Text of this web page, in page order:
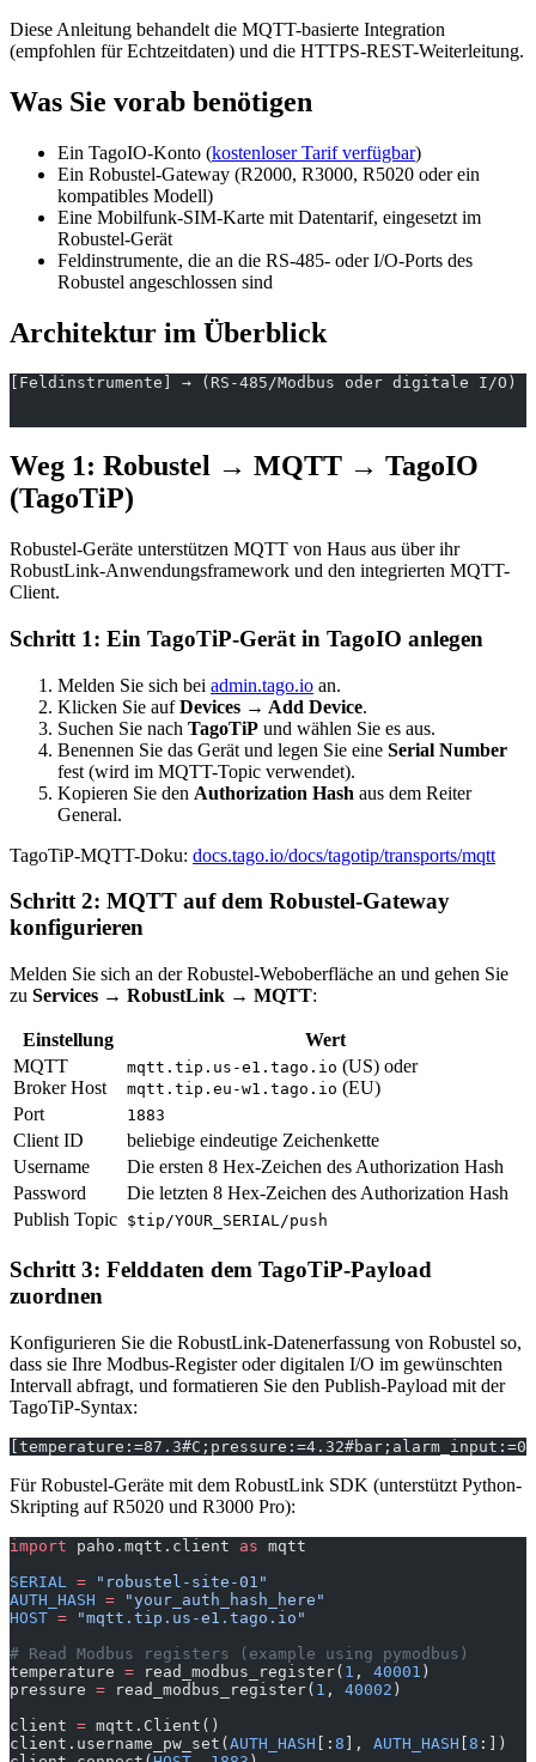
Diese Anleitung behandelt die MQTT-basierte Integration
(empfohlen für Echtzeitdaten) und die HTTPS-REST-Weiterleitung.
Was Sie vorab benötigen
Ein TagoIO-Konto (kostenloser Tarif verfügbar)
Ein Robustel-Gateway (R2000, R3000, R5020 oder ein
kompatibles Modell)
Eine Mobilfunk-SIM-Karte mit Datentarif, eingesetzt im
Robustel-Gerät
Feldinstrumente, die an die RS-485- oder I/O-Ports des
Robustel angeschlossen sind
Architektur im Überblick
[Feldinstrumente] → (RS-485/Modbus oder digitale I/O)
Weg 1: Robustel → MQTT → TagoIO
(TagoTiP)
Robustel-Geräte unterstützen MQTT von Haus aus über ihr
RobustLink-Anwendungsframework und den integrierten MQTT-
Client.
Schritt 1: Ein TagoTiP-Gerät in TagoIO anlegen
Melden Sie sich bei admin.tago.io an.
Klicken Sie aufDevices → Add Device.
Suchen Sie nach TagoTiP und wählen Sie es aus.
Benennen Sie das Gerät und legen Sie eine Serial Number
fest (wird im MQTT-Topic verwendet).
Kopieren Sie den Authorization Hash aus dem Reiter
General.
TagoTiP-MQTT-Doku: docs.tago.io/docs/tagotip/transports/mqtt
Schritt 2: MQTT auf dem Robustel-Gateway
konfigurieren
Melden Sie sich an der Robustel-Weboberfläche an und gehen Sie
zu Services → RobustLink → MQTT:
Einstellung
Wert
MQTT
Broker Host
mqtt.tip.us-e1.tago.io (US) oder
mqtt.tip.eu-w1.tago.io (EU)
Port
1883
Client ID
beliebige eindeutige Zeichenkette
Username
Die ersten 8 Hex-Zeichen des Authorization Hash
Password
Die letzten 8 Hex-Zeichen des Authorization Hash
Publish Topic $tip/YOUR_SERIAL/push
Schritt 3: Felddaten dem TagoTiP-Payload
zuordnen
Konfigurieren Sie die RobustLink-Datenerfassung von Robustel so,
dass sie Ihre Modbus-Register oder digitalen I/O im gewünschten
Intervall abfragt, und formatieren Sie den Publish-Payload mit der
TagoTiP-Syntax:
[temperature:=87.3#C;pressure:=4.32#bar;alarm_input:=0]
Für Robustel-Geräte mit dem RobustLink SDK (unterstützt Python-
Skripting auf R5020 und R3000 Pro):
import paho.mqtt.client as mqtt
SERIAL
= "robustel-site-01"
AUTH_HASH = "your_auth_hash_here"
HOST = "mqtt.tip.us-e1.tago.io"
# Read Modbus registers (example using pymodbus)
temperature = read_modbus_register( 1 , 40001 )
pressure = read_modbus_register( 1 , 40002 )
client = mqtt.Client()
client.username_pw_set(AUTH_HASH [: 8 ], AUTH_HASH [8 :])